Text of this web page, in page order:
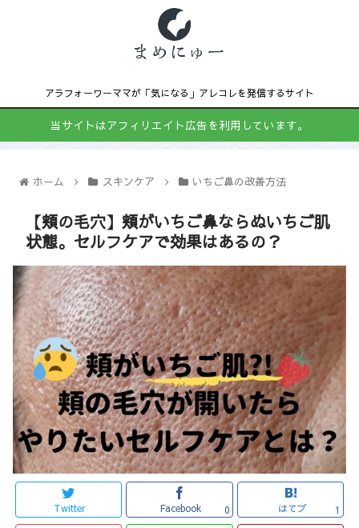
アラフォーワーママが「気になる」アレコレを発信するサイト
当サイトはアフィリエイト広告を利用しています。
ホーム スキンケア いちご鼻の改善方法
【頬の毛穴】頬がいちご鼻ならぬいちご肌
状態。セルフケアで効果はあるの？
Twitter Facebook 0 はてブ 1